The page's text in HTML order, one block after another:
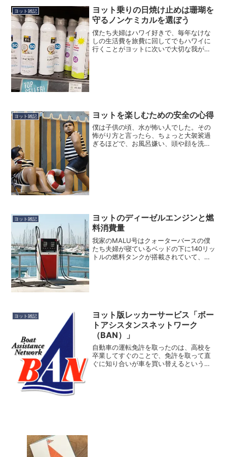
ヨット雑記
ヨット乗りの日焼け止めは珊瑚を
守るノンケミカルを選ぼう
僕たち夫婦はハワイ好きで、毎年なけな
しの生活費を旅費に回してでもハワイに
行くことがヨットに次いで大切な我が家
ヨット雑記 ヨットを楽しむための安全の心得
僕は子供の頃、水が怖い人でした。その
怖がり方と言ったら、ちょっと大袈裟過
ぎるほどで、お風呂嫌い、頭や顔を洗う
ヨット雑記
ヨットのディーゼルエンジンと燃
料消費量
我家のMALU号はクォーターバースの僕
たち夫婦が寝ているベッドの下に140リッ
トルの燃料タンクが搭載されていて、更
ヨット雑記
ヨット版レッカーサービス「ボー
トアシスタンスネットワーク
（BAN）」
自動車の運転免許を取ったのは、高校を
卒業してすぐのことで、免許を取って直
ぐに知り合いが車を買い替えるという事